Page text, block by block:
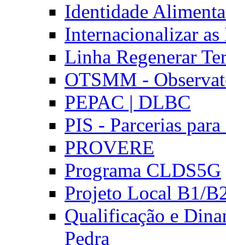
Identidade
Internacionalizar
Linha Regenerar
OTSMM -
PEPAC | DLBC
PIS - Parcerias
PROVERE
Programa CLDS5G
Projeto Local B1/
Qualificação e
Pedra